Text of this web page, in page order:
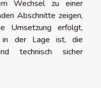
Wechsel zu einer
Abschnitte zeigen,
Umsetzung erfolgt,
in der Lage ist, die
technisch sicher